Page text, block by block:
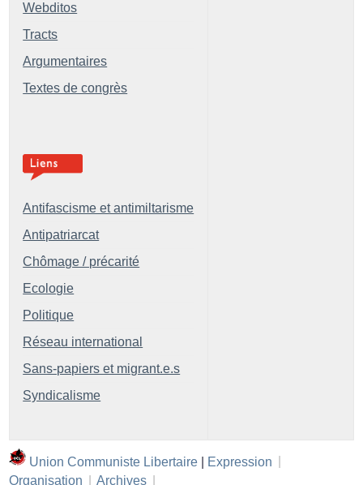
Webditos
Tracts
Argumentaires
Textes de congrès
Antifascisme et antimiltarisme
Antipatriarcat
Chômage / précarité
Ecologie
Politique
Réseau international
Sans-papiers et migrant.e.s
Syndicalisme
Union Communiste Libertaire Expression
Organisation
Archives